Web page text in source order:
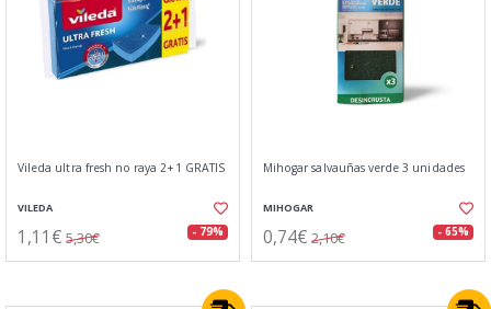
Vileda ultra fresh no raya 2+1 GRATIS
VILEDA
1,11€ 5,30€ - 79%
Mihogar salvauñas verde 3 unidades
MIHOGAR
0,74€ 2,10€ - 65%